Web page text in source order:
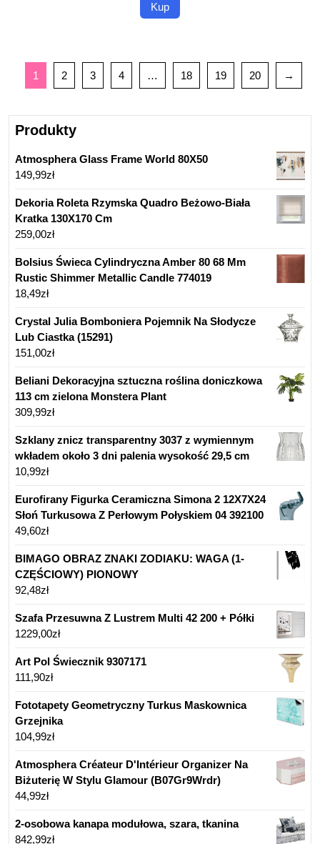
Kup
1 2 3 4 … 18 19 20 →
Produkty
Atmosphera Glass Frame World 80X50
149,99zł
Dekoria Roleta Rzymska Quadro Beżowo-Biała
Kratka 130X170 Cm
259,00zł
Bolsius Świeca Cylindryczna Amber 80 68 Mm
Rustic Shimmer Metallic Candle 774019
18,49zł
Crystal Julia Bomboniera Pojemnik Na Słodycze
Lub Ciastka (15291)
151,00zł
Beliani Dekoracyjna sztuczna roślina doniczkowa
113 cm zielona Monstera Plant
309,99zł
Szklany znicz transparentny 3037 z wymiennym
wkładem około 3 dni palenia wysokość 29,5 cm
10,99zł
Eurofirany Figurka Ceramiczna Simona 2 12X7X24
Słoń Turkusowa Z Perłowym Połyskiem 04 392100
49,60zł
BIMAGO OBRAZ ZNAKI ZODIAKU: WAGA (1-
CZĘŚCIOWY) PIONOWY
92,48zł
Szafa Przesuwna Z Lustrem Multi 42 200 + Półki
1229,00zł
Art Pol Świecznik 9307171
111,90zł
Fototapety Geometryczny Turkus Maskownica
Grzejnika
104,99zł
Atmosphera Créateur D'Intérieur Organizer Na
Biżuterię W Stylu Glamour (B07Gr9Wrdr)
44,99zł
2-osobowa kanapa modułowa, szara, tkanina
842,99zł